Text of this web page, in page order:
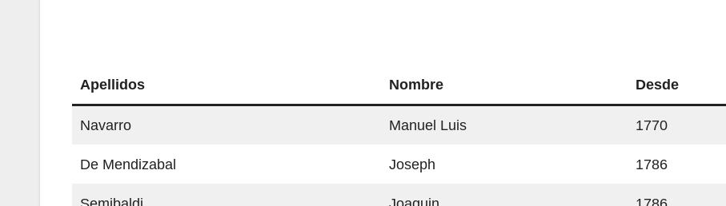
Apellidos Nombre Desde
Navarro Manuel Luis 1770
De Mendizabal Joseph 1786